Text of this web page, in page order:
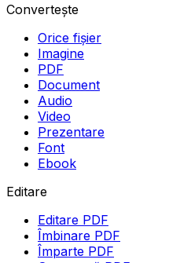
Convertește
Orice fișier
Imagine
PDF
Document
Audio
Video
Prezentare
Font
Ebook
Editare
Editare PDF
Îmbinare PDF
Împarte PDF